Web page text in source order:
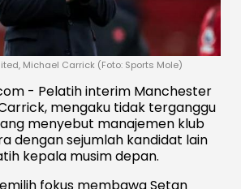
Michael Carrick (Foto: Sports Mole)
- Pelatih interim Manchester
mengaku tidak terganggu
menyebut manajemen klub
dengan sejumlah kandidat lain
kepala musim depan.
fokus membawa Setan